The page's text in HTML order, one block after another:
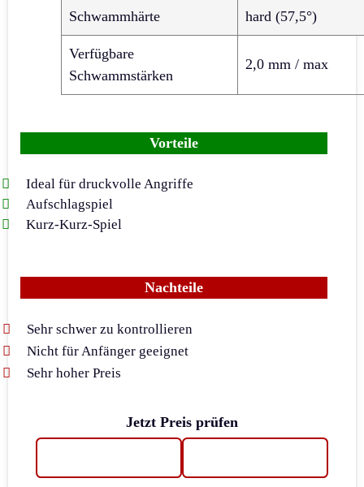
Schwammhärte hard (57,5°)
Verfügbare
Schwammstärken
2,0 mm / max
Vorteile
Ideal für druckvolle Angriffe
Aufschlagspiel
Kurz-Kurz-Spiel
Nachteile
Sehr schwer zu kontrollieren
Nicht für Anfänger geeignet
Sehr hoher Preis
Jetzt Preis prüfen